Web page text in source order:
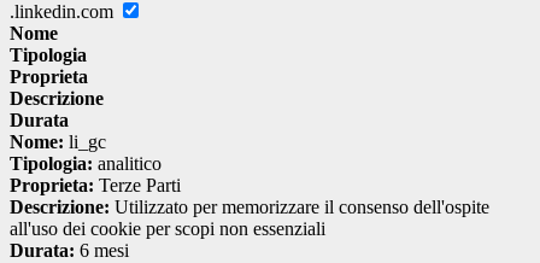
.linkedin.com
Nome
Tipologia
Proprieta
Descrizione
Durata
Nome: li_gc
Tipologia: analitico
Proprieta: Terze Parti
Descrizione: Utilizzato per memorizzare il consenso dell'ospite
all'uso dei cookie per scopi non essenziali
Durata: 6 mesi